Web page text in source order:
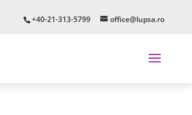
+40-21-313-5799 office@lupsa.ro